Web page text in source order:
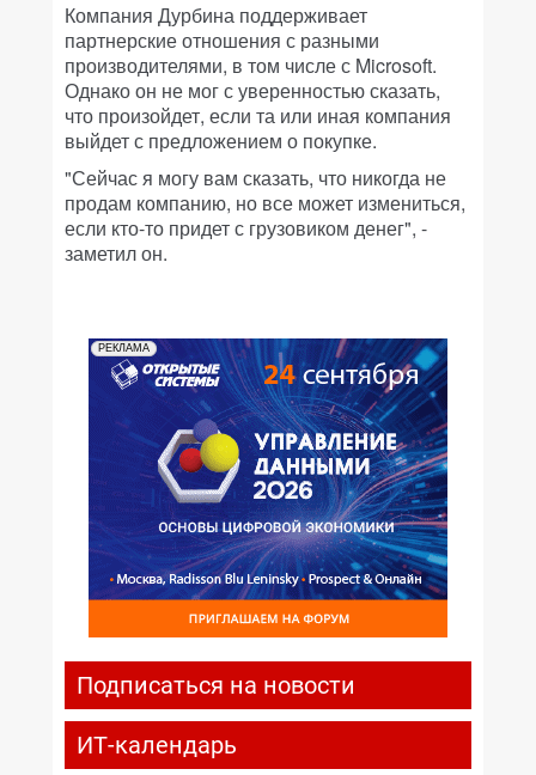
Компания Дурбина поддерживает
партнерские отношения с разными
производителями, в том числе с Microsoft.
Однако он не мог с уверенностью сказать,
что произойдет, если та или иная компания
выйдет с предложением о покупке.
"Сейчас я могу вам сказать, что никогда не
продам компанию, но все может измениться,
если кто-то придет с грузовиком денег", -
заметил он.
РЕКЛАМА
Подписаться на новости
ИТ-календарь